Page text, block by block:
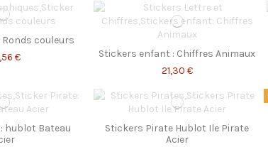
couleurs
€
Stickers enfant : Chiffres Animaux
21,30 €
hublot Bateau
Stickers Pirate Hublot Ile Pirate
Acier